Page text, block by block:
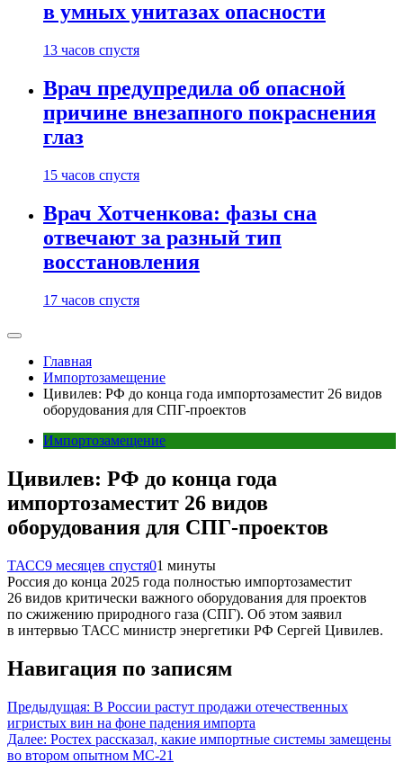
в умных унитазах опасности
13 часов спустя
Врач предупредила об опасной
причине внезапного покраснения
глаз
15 часов спустя
Врач Хотченкова: фазы сна
отвечают за разный тип
восстановления
17 часов спустя
Главная
Импортозамещение
Цивилев: РФ до конца года импортозаместит 26 видов
оборудования для СПГ-проектов
Импортозамещение
Цивилев: РФ до конца года
импортозаместит 26 видов
оборудования для СПГ-проектов
ТАСС9 месяцев спустя01 минуты
Россия до конца 2025 года полностью импортозаместит
26 видов критически важного оборудования для проектов
по сжижению природного газа (СПГ). Об этом заявил
в интервью ТАСС министр энергетики РФ Сергей Цивилев.
Навигация по записям
Предыдущая: В России растут продажи отечественных
игристых вин на фоне падения импорта
Далее: Ростех рассказал, какие импортные системы замещены
во втором опытном МС-21